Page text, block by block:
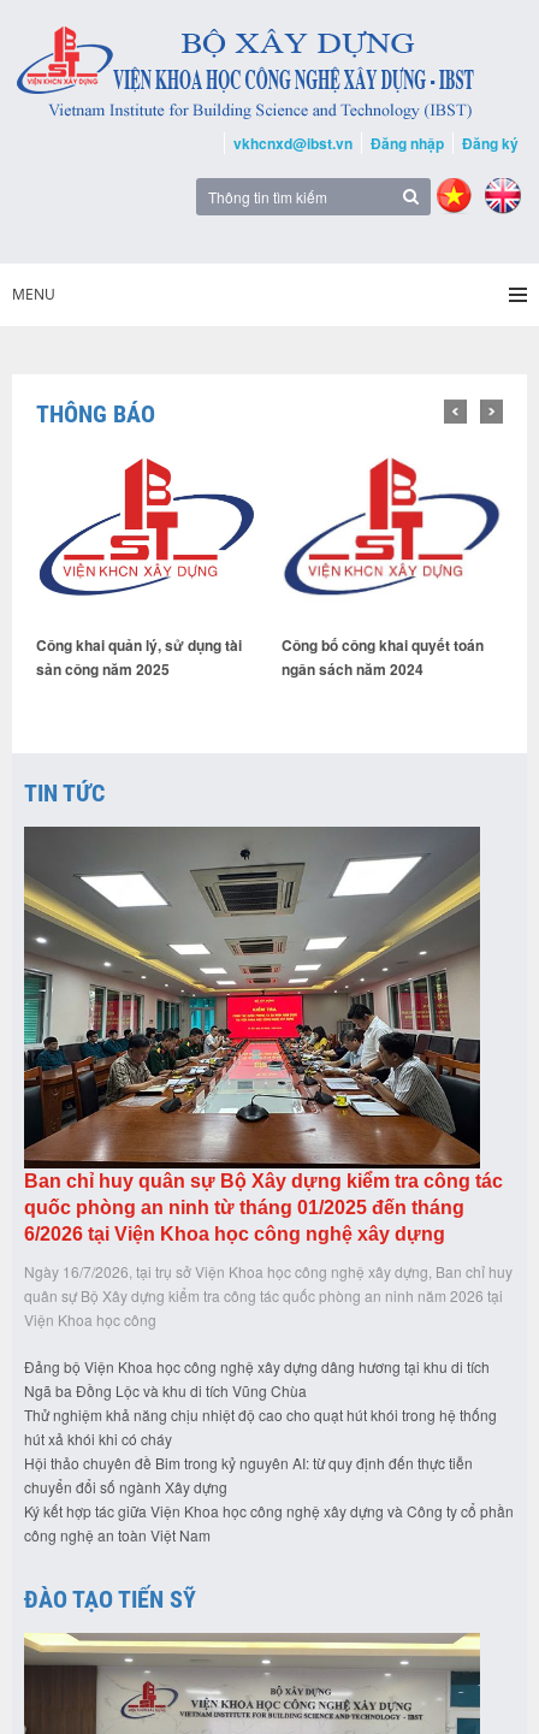
vkhcnxd@ibst.vn Đăng nhập Đăng ký
MENU
THÔNG BÁO
Công khai quản lý, sử dụng tài
sản công năm 2025
Công bố công khai quyết toán
ngân sách năm 2024
TIN TỨC
Ban chỉ huy quân sự Bộ Xây dựng kiểm tra công tác
quốc phòng an ninh từ tháng 01/2025 đến tháng
6/2026 tại Viện Khoa học công nghệ xây dựng
Ngày 16/7/2026, tại trụ sở Viện Khoa học công nghệ xây dựng, Ban chỉ huy
quân sự Bộ Xây dựng kiểm tra công tác quốc phòng an ninh năm 2026 tại
Viện Khoa học công
Đảng bộ Viện Khoa học công nghệ xây dựng dâng hương tại khu di tích
Ngã ba Đồng Lộc và khu di tích Vũng Chùa
Thử nghiệm khả năng chịu nhiệt độ cao cho quạt hút khói trong hệ thống
hút xả khói khi có cháy
Hội thảo chuyên đề Bim trong kỷ nguyên AI: từ quy định đến thực tiễn
chuyển đổi số ngành Xây dựng
Ký kết hợp tác giữa Viện Khoa học công nghệ xây dựng và Công ty cổ phần
công nghệ an toàn Việt Nam
ĐÀO TẠO TIẾN SỸ